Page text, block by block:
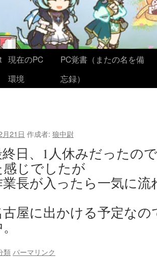
現在のPC
環境
PC覚書（またの名を備
忘録）
21日 作成者: 狼中尉
日、1人休みだったの
じでしたが
長が入ったら一気に
屋に出かける予定な
類 パーマリンク